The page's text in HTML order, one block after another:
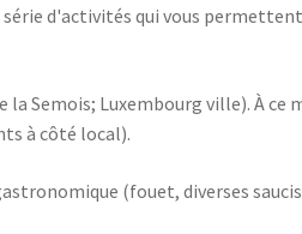
d'activités qui vous
Semois; Luxembourg ville). À
à côté local).
(fouet, diverses